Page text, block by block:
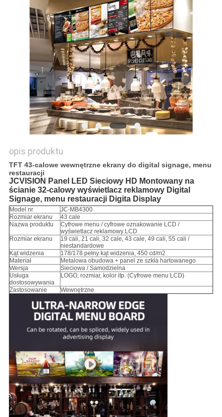
SITEMAP
POLITYKA
PRYWATNOŚCI
opis produktu
TFT 43-calowe wewnętrzne ekrany do digital signage, menu
restauracji
JCVISION Panel LED Sieciowy HD Montowany na
ścianie 32-calowy wyświetlacz reklamowy Digital
Signage, menu restauracji Digita Display
Model nr
JC-MB4300
Rozmiar ekranu
43 cale
Nazwa produktu
Cyfrowe menu / cyfrowe oznakowanie LCD /
wyświetlacz reklamowy LCD
Rozmiar ekranu
19 cali, 21 cali, 32 cale, 43 cale, 49 cali, 55 cali /
niestandardowe
Kąt widzenia
178/178 pełny kąt widzenia, 450 cd/m2
Materiał
Metalowa obudowa + panel ze szkła hartowanego
Wersja
Sieciowa / Samodzielna
Usługa
dostosowywania
LOGO, rozmiar, kolor itp. (Cyfrowe menu LCD)
Zastosowanie Wewnętrzne